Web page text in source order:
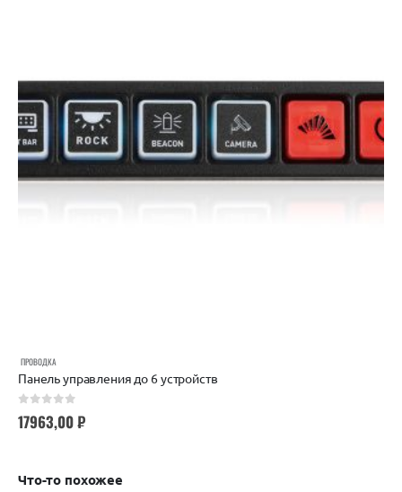
ПРОВОДКА
Панель управления до 6 устройств
17963,00₽
Что-то похожее